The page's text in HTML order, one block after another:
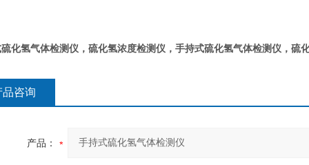
化氢气体检测仪，硫化氢浓度检测仪，手持式硫化氢气体检测仪​​​​，硫
品咨询
产品：